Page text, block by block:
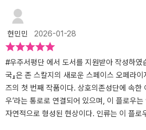
단 Vol.2 리뷰(「오늘의 SF」 #1, 아르테) 중에서 ■ 등장인물 소개 ★
황제Emperox 그레이랜드 2세 본명 카르데
존성단 무역 길드 성 제국 황제이자 상호의존
후계자 오빠의 죽음으로 갑작스레 황제의 자
살 위협에 시달리면서도, 플로우 파괴로 인한
류를 구하고자 노력을 기울인다. ★ 키바 라고스 상호의존성단 제국
의 과일 무역 독점권을 가진 라고스 가문의 서
뛰어난 경영 능력과 수완으로 언제든 기회를
비밀을 알게 되면서 그레이랜드와 마르스 클
현민민 2026-01-28
#우주서평단 에서 도서를 지원받아 작성하였
국』은 존 스칼지의 새로운 스페이스 오페라
즈의 첫 번째 작품이다. 상호의존성단에 속한
우’라는 통로로 연결되어 있으며, 이 플로우
자연적으로 형성된 현상이다. 인류는 이 플로